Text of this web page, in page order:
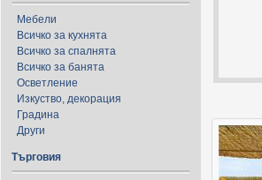
Мебели
Всичко за кухнята
Всичко за спалнята
Всичко за банята
Осветление
Изкуство, декорация
Градина
Други
Търговия